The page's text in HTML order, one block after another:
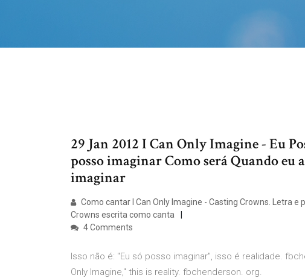
29 Jan 2012 I Can Only Imagine - Eu
posso imaginar Como será Quando eu
imaginar
Como cantar I Can Only Imagine - Casting Crowns. Letra e
Crowns escrita como canta
4 Comments
Isso não é: "Eu só posso imaginar", isso é realidade.
Only Imagine," this is reality. fbchenderson. org.